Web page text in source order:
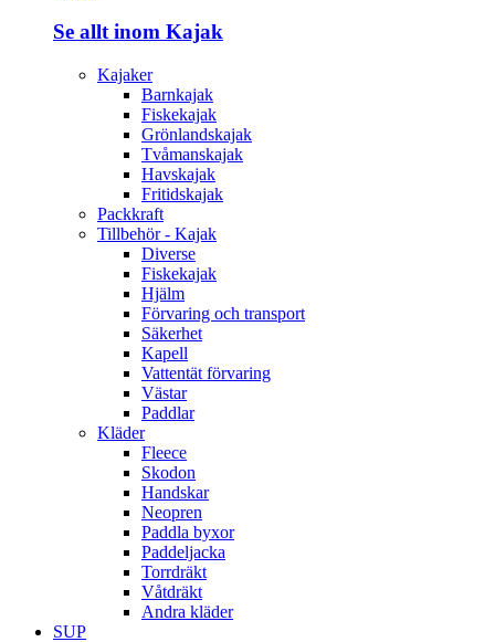
Se allt inom Kajak
Kajaker
Barnkajak
Fiskekajak
Grönlandskajak
Tvåmanskajak
Havskajak
Fritidskajak
Packkraft
Tillbehör - Kajak
Diverse
Fiskekajak
Hjälm
Förvaring och transport
Säkerhet
Kapell
Vattentät förvaring
Västar
Paddlar
Kläder
Fleece
Skodon
Handskar
Neopren
Paddla byxor
Paddeljacka
Torrdräkt
Våtdräkt
Andra kläder
SUP